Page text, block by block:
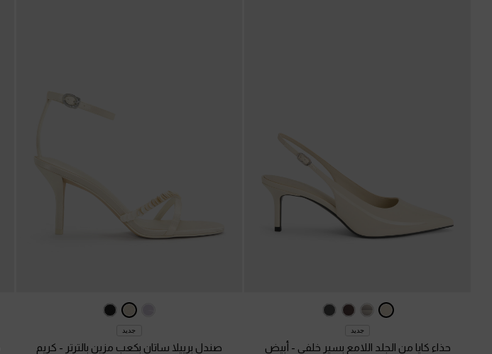
جديد
حذاء كايا من الجلد اللامع بسير خلفي - أبيض
جديد
صندل برييلا ساتان بكعب مزين بالترتر - كريم